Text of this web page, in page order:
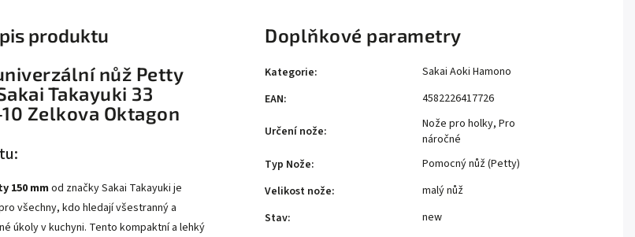
produktu
nůž Petty
Takayuki 33
Zelkova Oktagon
150 mmod značky Sakai Takayuki je
všechny, kdo hledají všestranný a
úkoly v kuchyni. Tento kompaktní a lehký
Doplňkové parametry
Kategorie:
Sakai Aoki Hamono
EAN: 4582226417726
Určení nože: Nože pro holky, Pro
náročné
Typ Nože:
Pomocný nůž (Petty)
Velikost nože:
malý nůž
Stav: new